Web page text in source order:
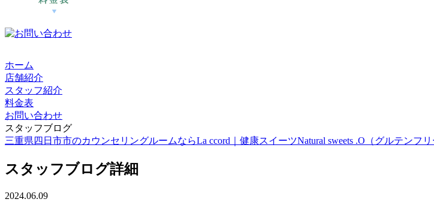
ホーム
店舗紹介
スタッフ紹介
料金表
お問い合わせ
スタッフブログ
三重県四日市市のカウンセリングルームならLa ccord｜健康スイーツNatural sweets .O（グルテンフ
スタッフブログ詳細
2024.06.09